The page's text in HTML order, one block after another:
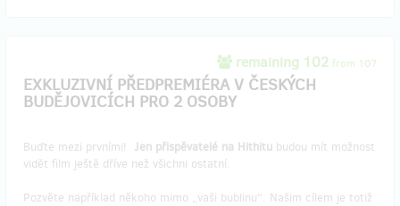
remaining 102 from 107
EXKLUZIVNÍ PŘEDPREMIÉRA V ČESKÝCH
BUDĚJOVICÍCH PRO 2 OSOBY
Buďte mezi prvními! Jen přispěvatelé na Hithitu budou mít možnost
vidět film ještě dříve než všichni ostatní.
Pozvěte například někoho mimo „vaši bublinu“. Našim cílem je totiž